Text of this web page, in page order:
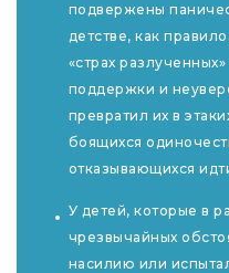
подвержены
детстве, как
«страх разлученных»
поддержки и
превратил их в
боящихся
отказывающихся
У детей, которые в
чрезвычайных
насилию или